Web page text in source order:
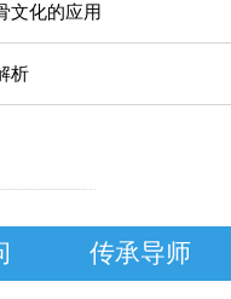
文化的应用
析
传承导师